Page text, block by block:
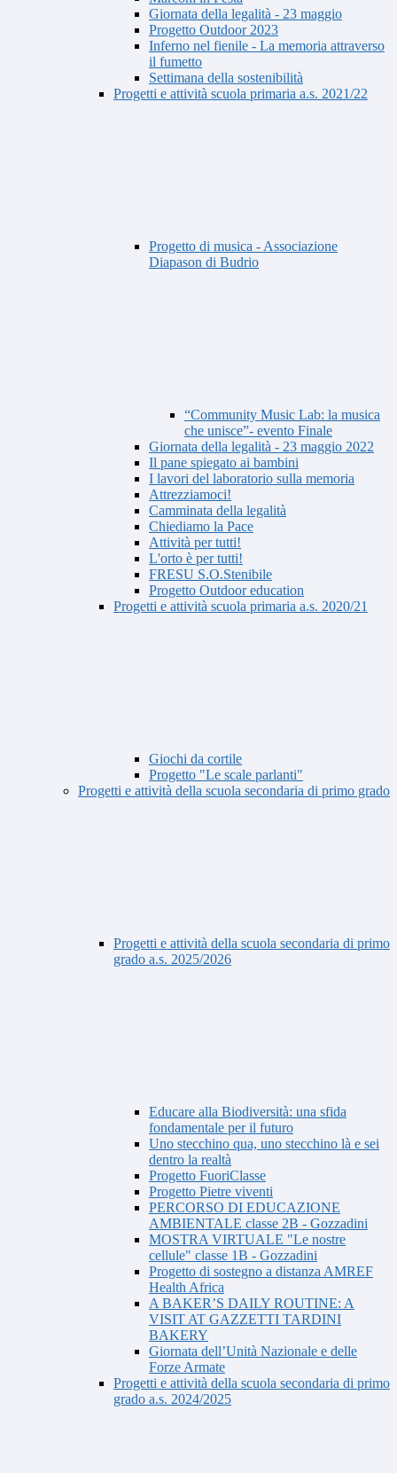
Giornata della legalità - 23 maggio
Progetto Outdoor 2023
Inferno nel fienile - La memoria attraverso
il fumetto
Settimana della sostenibilità
Progetti e attività scuola primaria a.s. 2021/22
Progetto di musica - Associazione
Diapason di Budrio
“Community Music Lab: la musica
che unisce”- evento Finale
Giornata della legalità - 23 maggio 2022
Il pane spiegato ai bambini
I lavori del laboratorio sulla memoria
Attrezziamoci!
Camminata della legalità
Chiediamo la Pace
Attività per tutti!
L'orto è per tutti!
FRESU S.O.Stenibile
Progetto Outdoor education
Progetti e attività scuola primaria a.s. 2020/21
Giochi da cortile
Progetto "Le scale parlanti"
Progetti e attività della scuola secondaria di primo grado
Progetti e attività della scuola secondaria di primo
grado a.s. 2025/2026
Educare alla Biodiversità: una sfida
fondamentale per il futuro
Uno stecchino qua, uno stecchino là e sei
dentro la realtà
Progetto FuoriClasse
Progetto Pietre viventi
PERCORSO DI EDUCAZIONE
AMBIENTALE classe 2B - Gozzadini
MOSTRA VIRTUALE "Le nostre
cellule" classe 1B - Gozzadini
Progetto di sostegno a distanza AMREF
Health Africa
A BAKER’S DAILY ROUTINE: A
VISIT AT GAZZETTI TARDINI
BAKERY
Giornata dell’Unità Nazionale e delle
Forze Armate
Progetti e attività della scuola secondaria di primo
grado a.s. 2024/2025